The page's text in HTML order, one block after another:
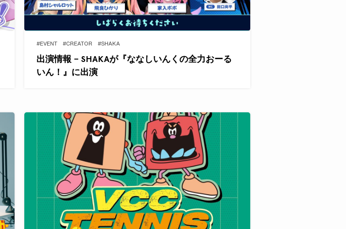
#EVENT #CREATOR #SHAKA
出演情報 – SHAKAが『ななしいんくの全力おーる
いん！』に出演